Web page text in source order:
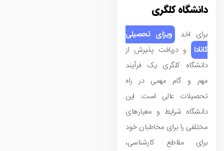
دانشگاه کلگری
برای اخد
ویزای تحصیلی
کانادا
و دریافت پذیرش از
دانشگاه کلگری یک فرآیند
مهم و گام مهمی در راه
تحصیلات عالی است. این
دانشگاه شرایط و معیارهای
مختلفی را برای مخاطبان خود
برای مقاطع کارشناسی،